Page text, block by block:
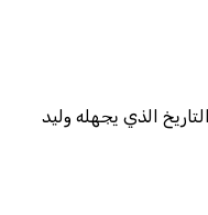
الذي يجهله وليد